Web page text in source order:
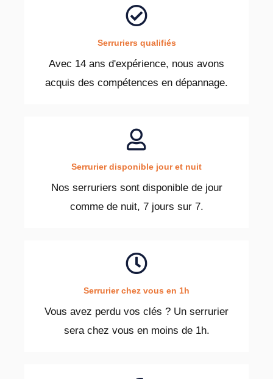
Serruriers qualifiés
Avec 14 ans d'expérience, nous avons
acquis des compétences en dépannage.
Serrurier disponible jour et nuit
Nos serruriers sont disponible de jour
comme de nuit, 7 jours sur 7.
Serrurier chez vous en 1h
Vous avez perdu vos clés ? Un serrurier
sera chez vous en moins de 1h.